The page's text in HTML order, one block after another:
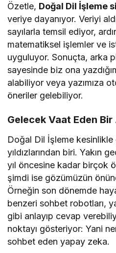
Özetle, Doğal Dil İşleme
veriye dayanıyor. Veriyi
sayılarla temsil ediyor,
matematiksel işlemler ve
uyguluyor. Sonuçta, arka
sayesinde biz ona
alabiliyor veya yazımıza
öneriler gelebiliyor.
Gelecek Vaat Eden Bir
Doğal Dil İşleme
yıldızlarından biri. Yakın
yıl öncesine kadar birçok
şimdi ise gözümüzün
Örneğin son dönemde
benzeri sohbet robotları,
gibi anlayıp cevap
noktayı gösteriyor: Yani
sohbet eden yapay zeka.